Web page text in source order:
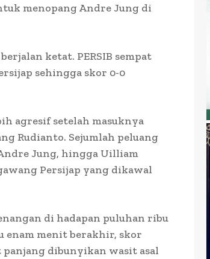
menopang Andre Jung di
ketat. PERSIB sempat
sehingga skor 0-0
agresif setelah masuknya
Rudianto. Sejumlah peluang
Jung, hingga Uilliam
Persijap yang dikawal
di hadapan puluhan ribu
enam menit berakhir, skor
panjang dibunyikan wasit asal